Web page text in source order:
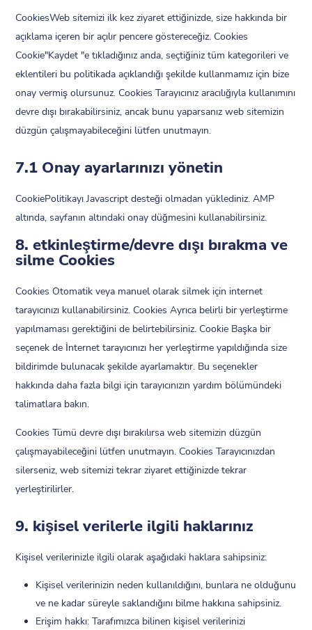
CookiesWeb sitemizi ilk kez ziyaret ettiğinizde, size hakkında bir
açıklama içeren bir açılır pencere göstereceğiz. Cookies
Cookie"Kaydet "e tıkladığınız anda, seçtiğiniz tüm kategorileri ve
eklentileri bu politikada açıklandığı şekilde kullanmamız için bize
onay vermiş olursunuz. Cookies Tarayıcınız aracılığıyla kullanımını
devre dışı bırakabilirsiniz, ancak bunu yaparsanız web sitemizin
düzgün çalışmayabileceğini lütfen unutmayın.
7.1 Onay ayarlarınızı yönetin
CookiePolitikayı Javascript desteği olmadan yüklediniz. AMP
altında, sayfanın altındaki onay düğmesini kullanabilirsiniz.
8. etkinleştirme/devre dışı bırakma ve
silme Cookies
Cookies Otomatik veya manuel olarak silmek için internet
tarayıcınızı kullanabilirsiniz. Cookies Ayrıca belirli bir yerleştirme
yapılmaması gerektiğini de belirtebilirsiniz. Cookie Başka bir
seçenek de İnternet tarayıcınızı her yerleştirme yapıldığında size
bildirimde bulunacak şekilde ayarlamaktır. Bu seçenekler
hakkında daha fazla bilgi için tarayıcınızın yardım bölümündeki
talimatlara bakın.
Cookies Tümü devre dışı bırakılırsa web sitemizin düzgün
çalışmayabileceğini lütfen unutmayın. Cookies Tarayıcınızdan
silerseniz, web sitemizi tekrar ziyaret ettiğinizde tekrar
yerleştirilirler.
9. kişisel verilerle ilgili haklarınız
Kişisel verilerinizle ilgili olarak aşağıdaki haklara sahipsiniz:
Kişisel verilerinizin neden kullanıldığını, bunlara ne olduğunu
ve ne kadar süreyle saklandığını bilme hakkına sahipsiniz.
Erişim hakkı: Tarafımızca bilinen kişisel verilerinizi